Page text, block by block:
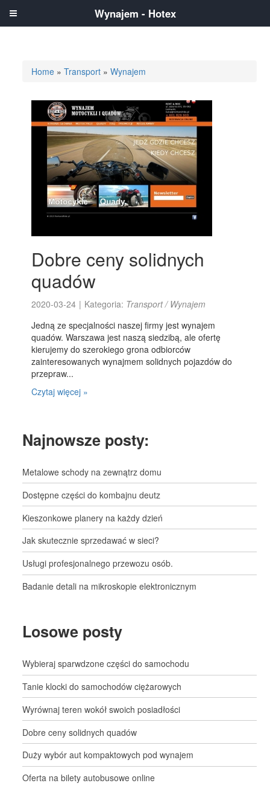
Home »Transport »Wynajem
Dobre ceny solidnych
quadów
2020-03-24 | Kategoria: Transport / Wynajem
Jedną ze specjalności naszej firmy jest wynajem
quadów. Warszawa jest naszą siedzibą, ale ofertę
kierujemy do szerokiego grona odbiorców
zainteresowanych wynajmem solidnych pojazdów do
przepraw...
Czytaj więcej »
Najnowsze posty:
Metalowe schody na zewnątrz domu
Dostępne części do kombajnu deutz
Kieszonkowe planery na każdy dzień
Jak skutecznie sprzedawać w sieci?
Usługi profesjonalnego przewozu osób.
Badanie detali na mikroskopie elektronicznym
Losowe posty
Wybieraj sparwdzone części do samochodu
Tanie klocki do samochodów ciężarowych
Wyrównaj teren wokół swoich posiadłości
Dobre ceny solidnych quadów
Duży wybór aut kompaktowych pod wynajem
Oferta na bilety autobusowe online
Wynajem - Hotex